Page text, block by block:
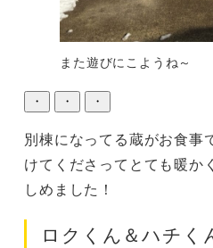
また遊びにこようね～
・ ・ ・
別棟になってる蔵がお食事
けてくださってとても暖か
しめました！
ロクくん＆ハチく